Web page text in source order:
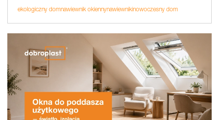
ekologiczny domnawiewnik okiennynawiewnikinowoczesny dom